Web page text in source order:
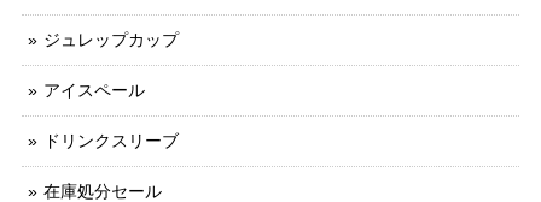
ジュレップカップ
アイスペール
ドリンクスリーブ
在庫処分セール